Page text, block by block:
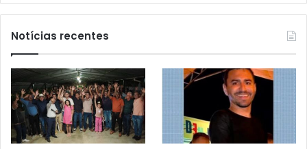
Notícias recentes